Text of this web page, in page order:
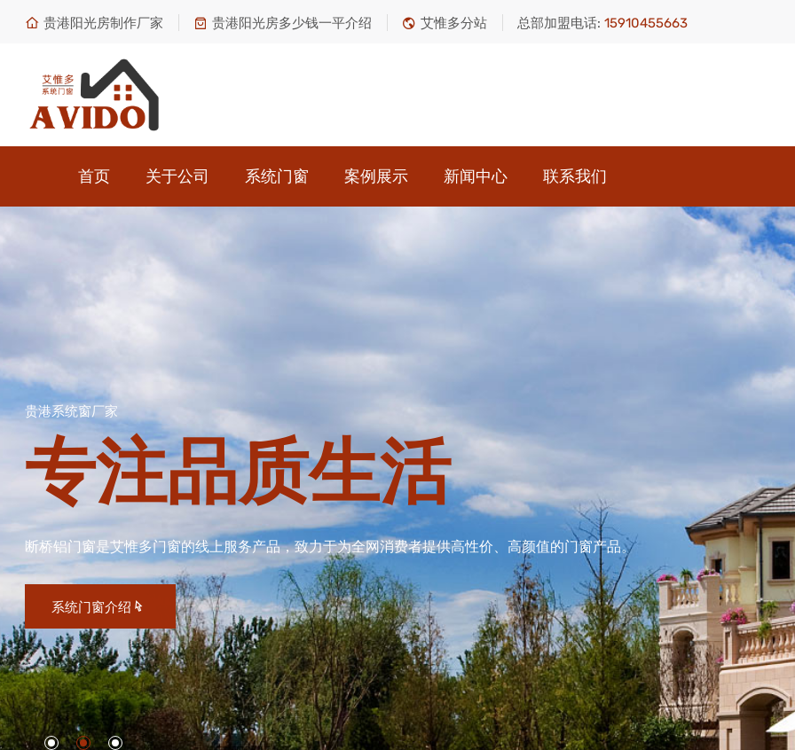
贵港阳光房制作厂家 贵港阳光房多少钱一平介绍 艾惟多分站 总部加盟电话: 15910455663
首页 关于公司 系统门窗 案例展示 新闻中心 联系我们
贵港系统窗厂家
专注品质生活
断桥铝门窗是艾惟多门窗的线上服务产品，致力于为全网消费者提供高性价、高颜值的门窗产品。
系统门窗介绍